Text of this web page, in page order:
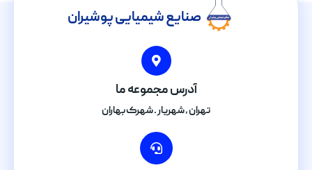
صنایع شیمیایی پوشیران
آدرس مجموعه ما
تهران , شهریار . شهرک بهاران